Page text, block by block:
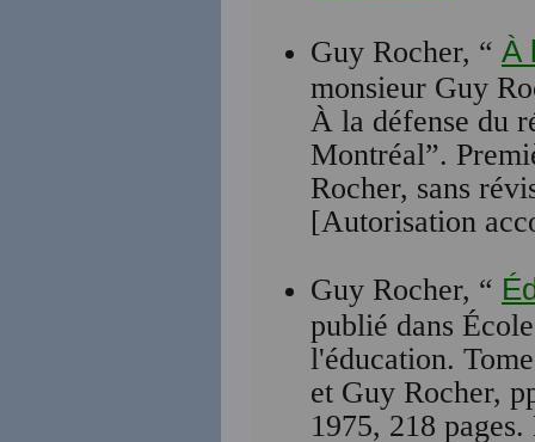
Guy Rocher, “ À
monsieur Guy
À la défense du
Montréal”.
Rocher, sans
[Autorisation
Guy Rocher, “
publié dans
l'éducation.
et Guy Rocher,
1975, 218